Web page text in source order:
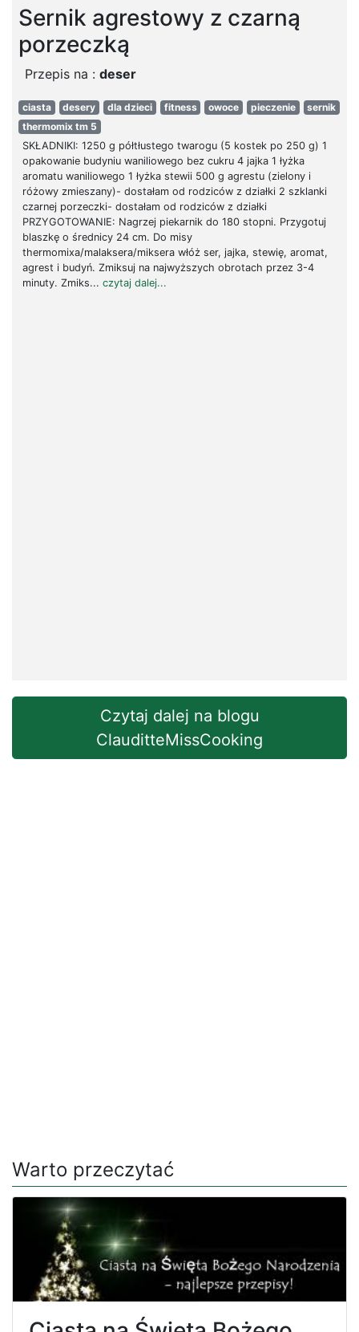
Sernik agrestowy z czarną
porzeczką
Przepis na : deser
ciasta desery dla dzieci fitness owoce pieczenie
sernik
thermomix tm 5
SKŁADNIKI: 1250 g półtłustego twarogu (5 kostek po 250 g) 1
opakowanie budyniu waniliowego bez cukru 4 jajka 1 łyżka
aromatu waniliowego 1 łyżka stewii 500 g agrestu (zielony i
różowy zmieszany)- dostałam od rodziców z działki 2 szklanki
czarnej porzeczki- dostałam od rodziców z działki
PRZYGOTOWANIE: Nagrzej piekarnik do 180 stopni. Przygotuj
blaszkę o średnicy 24 cm. Do misy
thermomixa/malaksera/miksera włóż ser, jajka, stewię, aromat,
agrest i budyń. Zmiksuj na najwyższych obrotach przez 3-4
minuty. Zmiks... czytaj dalej...
Czytaj dalej na blogu
ClauditteMissCooking
Warto przeczytać